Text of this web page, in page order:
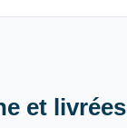
et livrées